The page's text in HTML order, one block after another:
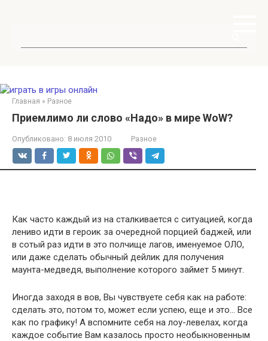
Главная » Разное
Приемлимо ли слово «Надо» в мире WoW?
Опубликовано: 8 июля 2010 Разное
Как часто каждый из на сталкивается с ситуацией, когда
лениво идти в героик за очередной порцией баджей, или
в сотый раз идти в это полчище лагов, именуемое ОЛО,
или даже сделать обычный дейлик для получения
маунта-медведя, выполнение которого займет 5 минут.
Иногда заходя в вов, Вы чувствуете себя как на работе:
сделать это, потом то, может если успею, еще и это… Все
как по графику! А вспомните себя на лоу-левелах, когда
каждое событие Вам казалось просто необыкновенным